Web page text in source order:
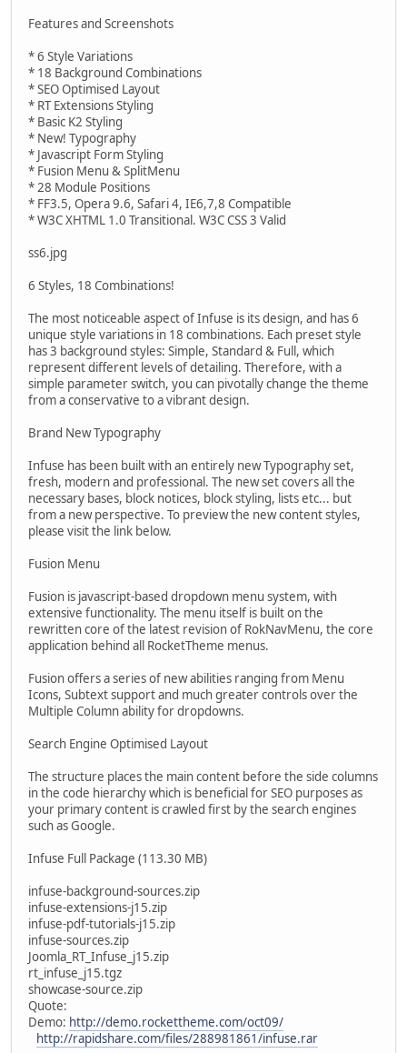
Features and Screenshots
* 6 Style Variations
* 18 Background Combinations
* SEO Optimised Layout
* RT Extensions Styling
* Basic K2 Styling
* New! Typography
* Javascript Form Styling
* Fusion Menu & SplitMenu
* 28 Module Positions
* FF3.5, Opera 9.6, Safari 4, IE6,7,8 Compatible
* W3C XHTML 1.0 Transitional. W3C CSS 3 Valid
ss6.jpg
6 Styles, 18 Combinations!
The most noticeable aspect of Infuse is its design, and has 6
unique style variations in 18 combinations. Each preset style
has 3 background styles: Simple, Standard & Full, which
represent different levels of detailing. Therefore, with a
simple parameter switch, you can pivotally change the theme
from a conservative to a vibrant design.
Brand New Typography
Infuse has been built with an entirely new Typography set,
fresh, modern and professional. The new set covers all the
necessary bases, block notices, block styling, lists etc... but
from a new perspective. To preview the new content styles,
please visit the link below.
Fusion Menu
Fusion is javascript-based dropdown menu system, with
extensive functionality. The menu itself is built on the
rewritten core of the latest revision of RokNavMenu, the core
application behind all RocketTheme menus.
Fusion offers a series of new abilities ranging from Menu
Icons, Subtext support and much greater controls over the
Multiple Column ability for dropdowns.
Search Engine Optimised Layout
The structure places the main content before the side columns
in the code hierarchy which is beneficial for SEO purposes as
your primary content is crawled first by the search engines
such as Google.
Infuse Full Package (113.30 MB)
infuse-background-sources.zip
infuse-extensions-j15.zip
infuse-pdf-tutorials-j15.zip
infuse-sources.zip
Joomla_RT_Infuse_j15.zip
rt_infuse_j15.tgz
showcase-source.zip
Quote:
Demo: http://demo.rockettheme.com/oct09/
http://rapidshare.com/files/288981861/infuse.rar